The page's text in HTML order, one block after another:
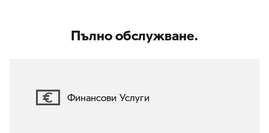
Пълно обслужване.
Финансови Услуги